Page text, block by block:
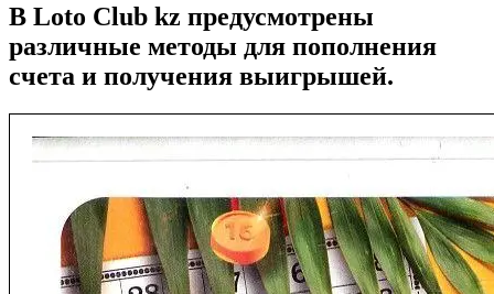
В Loto Club kz предусмотрены
различные методы для пополнения
счета и получения выигрышей.